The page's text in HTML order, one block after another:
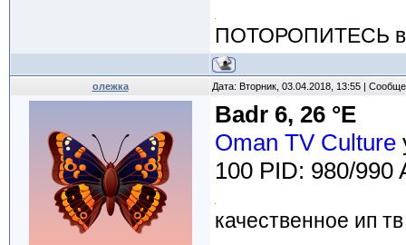
ПОТОРОПИТЕСЬ
олежка Дата: Вторник, 03.04.2018, 13:55 |
Badr 6, 26 °Е
Oman TV Culture
100 PID: 980/990
качественное ип